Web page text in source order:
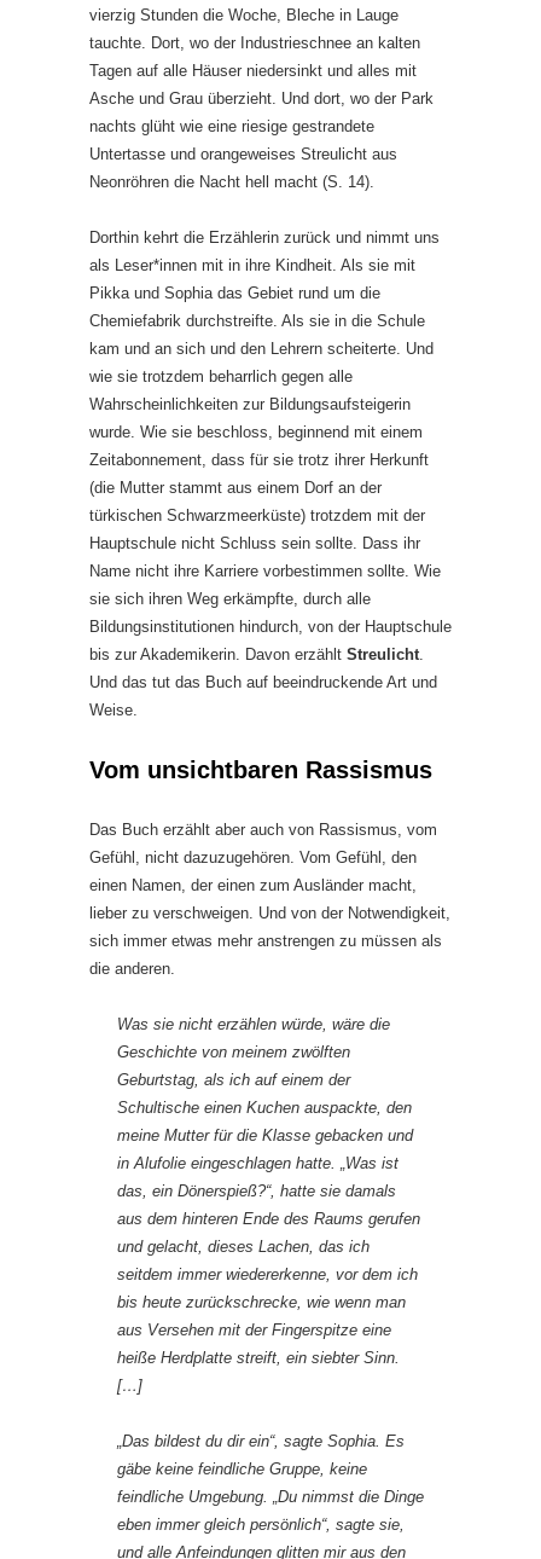
vierzig Stunden die Woche, Bleche in Lauge
tauchte. Dort, wo der Industrieschnee an kalten
Tagen auf alle Häuser niedersinkt und alles mit
Asche und Grau überzieht. Und dort, wo der Park
nachts glüht wie eine riesige gestrandete
Untertasse und orangeweises Streulicht aus
Neonröhren die Nacht hell macht (S. 14).
Dorthin kehrt die Erzählerin zurück und nimmt uns
als Leser*innen mit in ihre Kindheit. Als sie mit
Pikka und Sophia das Gebiet rund um die
Chemiefabrik durchstreifte. Als sie in die Schule
kam und an sich und den Lehrern scheiterte. Und
wie sie trotzdem beharrlich gegen alle
Wahrscheinlichkeiten zur Bildungsaufsteigerin
wurde. Wie sie beschloss, beginnend mit einem
Zeitabonnement, dass für sie trotz ihrer Herkunft
(die Mutter stammt aus einem Dorf an der
türkischen Schwarzmeerküste) trotzdem mit der
Hauptschule nicht Schluss sein sollte. Dass ihr
Name nicht ihre Karriere vorbestimmen sollte. Wie
sie sich ihren Weg erkämpfte, durch alle
Bildungsinstitutionen hindurch, von der Hauptschule
bis zur Akademikerin. Davon erzählt Streulicht
Und das tut das Buch auf beeindruckende Art und
Weise.
Vom unsichtbaren Rassismus
Das Buch erzählt aber auch von Rassismus, vom
Gefühl, nicht dazuzugehören. Vom Gefühl, den
einen Namen, der einen zum Ausländer macht,
lieber zu verschweigen. Und von der Notwendigkeit,
sich immer etwas mehr anstrengen zu müssen als
die anderen.
Was sie nicht erzählen würde, wäre die
Geschichte von meinem zwölften
Geburtstag, als ich auf einem der
Schultische einen Kuchen auspackte, den
meine Mutter für die Klasse gebacken und
in Alufolie eingeschlagen hatte. „Was ist
das, ein Dönerspieß?“, hatte sie damals
aus dem hinteren Ende des Raums gerufen
und gelacht, dieses Lachen, das ich
seitdem immer wiedererkenne, vor dem ich
bis heute zurückschrecke, wie wenn man
aus Versehen mit der Fingerspitze eine
heiße Herdplatte streift, ein siebter Sinn.
[…]
„Das bildest du dir ein“, sagte Sophia. Es
gäbe keine feindliche Gruppe, keine
feindliche Umgebung. „Du nimmst die Dinge
eben immer gleich persönlich“, sagte sie,
und alle Anfeindungen glitten mir aus den